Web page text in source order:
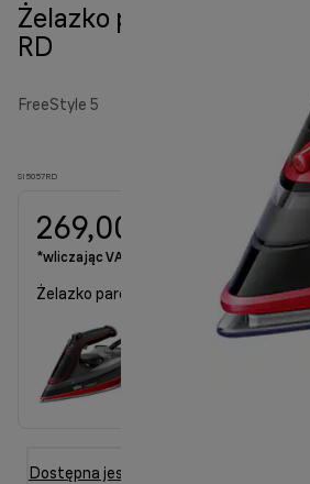
Żelazko parowe
RD
FreeStyle 5
SI5057RD
269,00 zł
*wliczając VAT
Żelazko parowe FreeStyle 5 SI 5057
Dostępna jest 6 inna opcja